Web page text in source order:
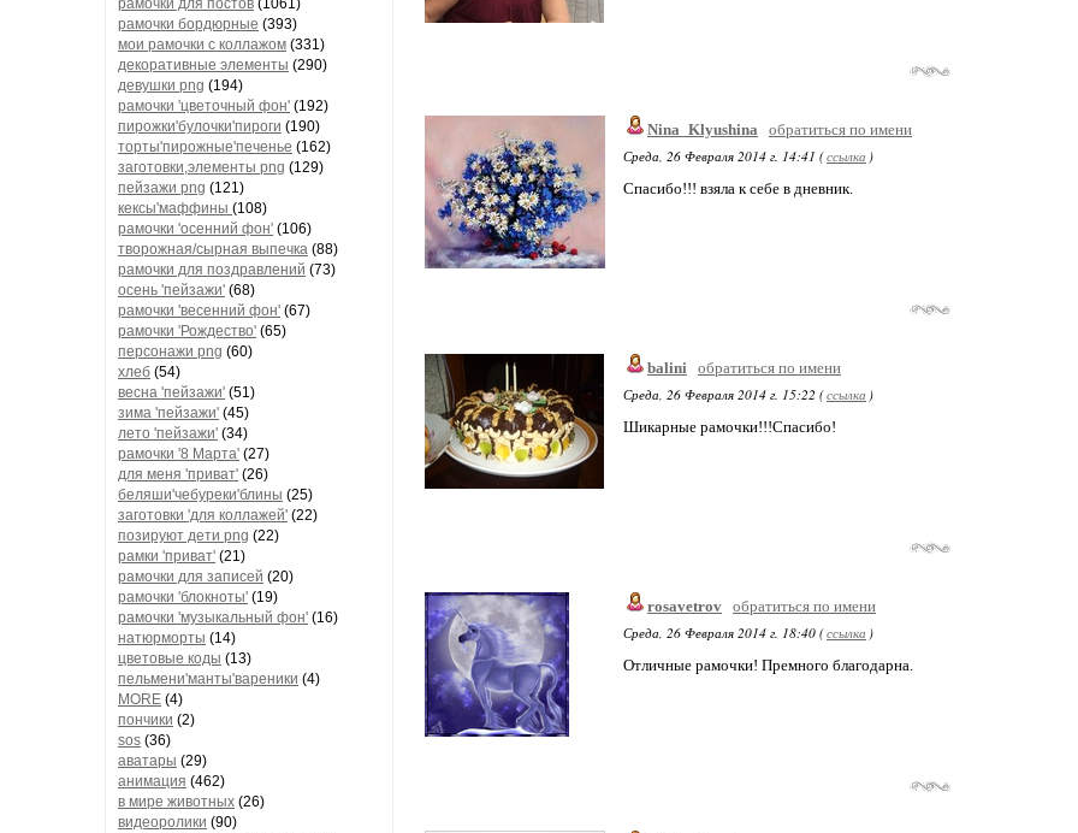
рамочки для постов (1061)
рамочки бордюрные (393)
мои рамочки с коллажом (331)
декоративные элементы (290)
девушки png (194)
рамочки 'цветочный фон' (192)
пирожки'булочки'пироги (190)
торты'пирожные'печенье (162)
заготовки,элементы png (129)
пейзажи png (121)
кексы'маффины (108)
рамочки 'осенний фон' (106)
творожная/сырная выпечка (88)
рамочки для поздравлений (73)
осень 'пейзажи' (68)
рамочки 'весенний фон' (67)
рамочки 'Рождество' (65)
персонажи png (60)
хлеб (54)
весна 'пейзажи' (51)
зима 'пейзажи' (45)
лето 'пейзажи' (34)
рамочки '8 Марта' (27)
для меня 'приват' (26)
беляши'чебуреки'блины (25)
заготовки 'для коллажей' (22)
позируют дети png (22)
рамки 'приват' (21)
рамочки для записей (20)
рамочки 'блокноты' (19)
рамочки 'музыкальный фон' (16)
натюрморты (14)
цветовые коды (13)
пельмени'манты'вареники (4)
MORE (4)
пончики (2)
sos (36)
аватары (29)
анимация (462)
в мире животных (26)
видеоролики (90)
Nina_Klyushina
обратиться по имени
Среда, 26 Февраля 2014 г. 14:41 (ссылка )
Спасибо!!! взяла к себе в дневник.
balini обратиться по имени
Среда, 26 Февраля 2014 г. 15:22 (ссылка )
Шикарные рамочки!!!Спасибо!
rosavetrov обратиться по имени
Среда, 26 Февраля 2014 г. 18:40 (ссылка )
Отличные рамочки! Премного благодарна.